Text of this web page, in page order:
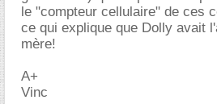
le "compteur cellulaire" de ces
ce qui explique que Dolly avait
mère!
A+
Vinc